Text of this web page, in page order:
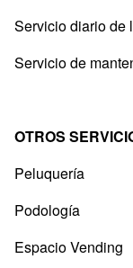
Servicio diario de
Servicio de
OTROS
Peluquería
Podología
Espacio Vending